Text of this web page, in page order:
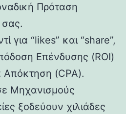
Πρόταση
για “likes” και “share”,
Επένδυσης (ROI)
Απόκτηση (CPA).
Μηχανισμούς
ξοδεύουν χιλιάδες